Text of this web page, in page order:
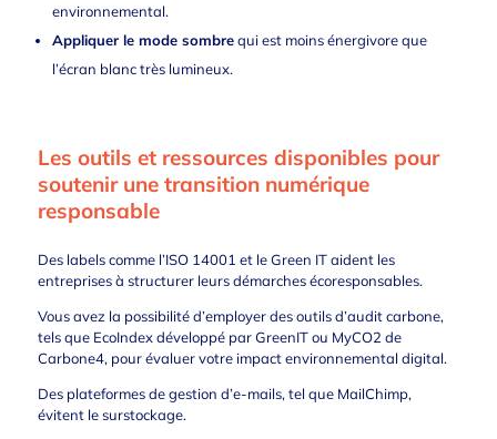
environnemental.
Appliquer le mode sombrequi est moins énergivore que
l’écran blanc très lumineux.
Les outils et ressources disponibles pour
soutenir une transition numérique
responsable
Des labels comme l’ISO 14001 et le Green IT aident les
entreprises à structurer leurs démarches écoresponsables.
Vous avez la possibilité d’employer des outils d’audit carbone,
tels que EcoIndexdéveloppé parGreenITou MyCO2 de
Carbone4, pour évaluer votre impact environnemental digital.
Des plateformes de gestion d’e-mails, tel que MailChimp,
évitent le surstockage.